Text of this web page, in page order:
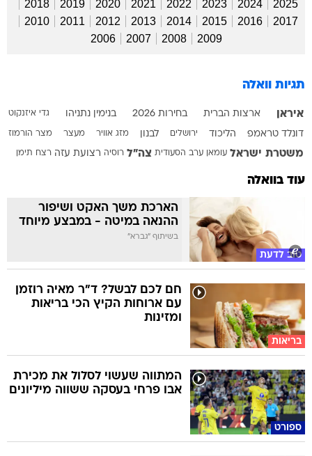
2025
2024
2023
2022
2021
2020
2019
2018
2017
2016
2015
2014
2013
2012
2011
2010
2009
2008
2007
2006
תגיות וואלה
איראן ארצות הברית בחירות 2026 בנימין נתניהו גדי איזנקוט
דונלד טראמפ הליכוד ירושלים לבנון מזג אוויר מעצר מצר הורמוז
משטרת ישראל עומאן ערב הסעודית צה"ל רוסיה רצועת עזה רצח תימן
עוד בוואלה
טוב לדעת
הארכת משך האקט ושיפור
ההנאה במיטה - במבצע מיוחד
בשיתוף "גברא"
בריאות
חם לכם לבשל? ד"ר מאיה רוזמן
עם ארוחות הקיץ הכי בריאות
ומזינות
ספורט
המתווה שעשוי לסלול את מכירת
אבו פרחי בעסקה ששווה מיליונים